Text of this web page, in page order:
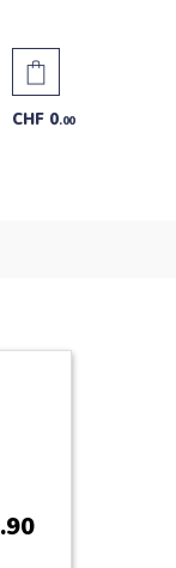
CHF 0.00
.90